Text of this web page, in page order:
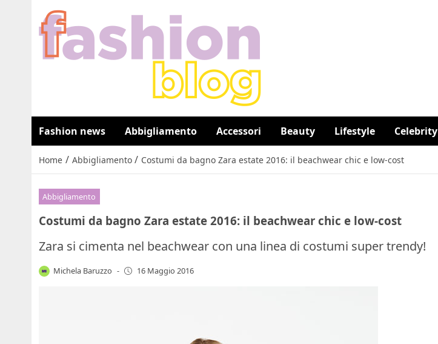
Fashion news Abbigliamento Accessori Beauty Lifestyle Celebrity
Home / Abbigliamento / Costumi da bagno Zara estate 2016: il beachwear chic e low-cost
Abbigliamento
Costumi da bagno Zara estate 2016: il beachwear chic e low-cost
Zara si cimenta nel beachwear con una linea di costumi super trendy!
Michela Baruzzo - 16 Maggio 2016